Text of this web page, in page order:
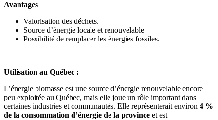
Avantages
Valorisation des déchets.
Source d’énergie locale et renouvelable.
Possibilité de remplacer les énergies fossiles.
Utilisation au Québec :
L’énergie biomasse est une source d’énergie renouvelable encore
peu exploitée au Québec, mais elle joue un rôle important dans
certaines industries et communautés. Elle représenterait environ 4 %
de la consommation d’énergie de la province et est